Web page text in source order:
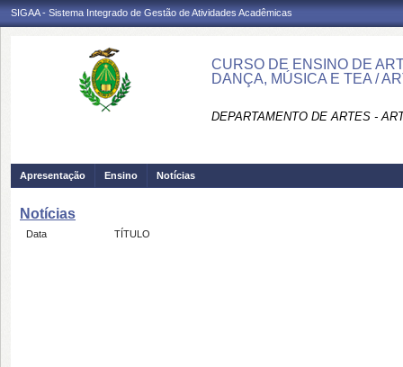
SIGAA - Sistema Integrado de Gestão de Atividades Acadêmicas
CURSO DE ENSINO DE
DANÇA, MÚSICA E TEA /
DEPARTAMENTO DE ARTES -
Apresentação Ensino Notícias
Notícias
Data TÍTULO